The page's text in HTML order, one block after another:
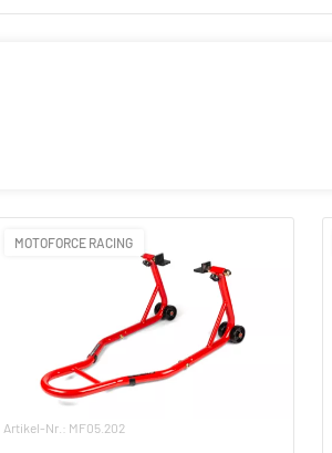
MOTOFORCE RACING
Artikel-Nr.: MF05.202